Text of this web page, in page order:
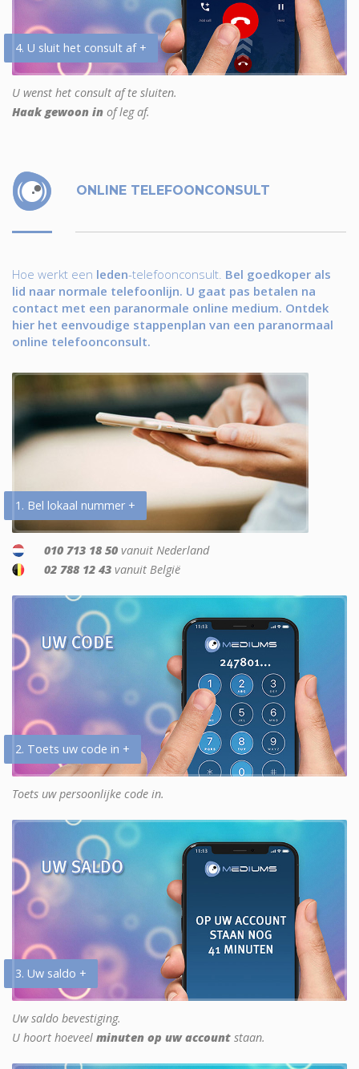
4. U sluit het consult af +
U wenst het consult af te sluiten.
Haak gewoon in of leg af.
ONLINE TELEFOONCONSULT
Hoe werkt een leden-telefoonconsult. Bel goedkoper als
lid naar normale telefoonlijn. U gaat pas betalen na
contact met een paranormale online medium. Ontdek
hier het eenvoudige stappenplan van een paranormaal
online telefoonconsult.
1. Bel lokaal nummer +
010 713 18 50 vanuit Nederland
02 788 12 43 vanuit België
2. Toets uw code in +
Toets uw persoonlijke code in.
3. Uw saldo +
Uw saldo bevestiging.
U hoort hoeveel minuten op uw account staan.